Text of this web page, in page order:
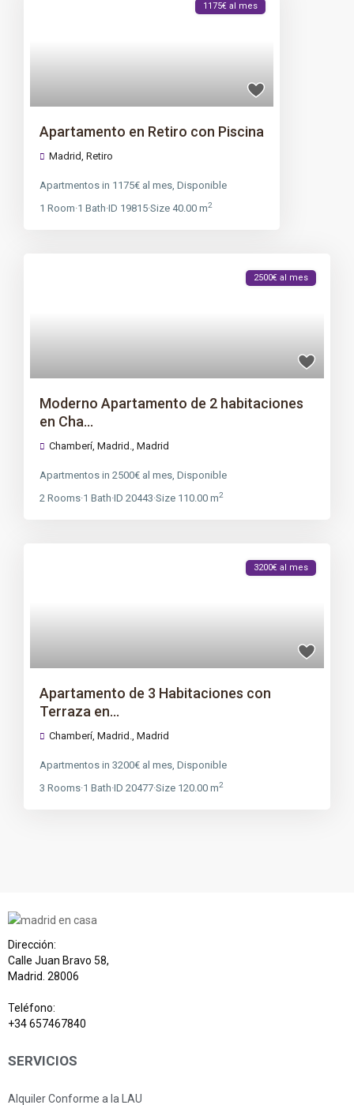
1175€ al mes
Apartamento en Retiro con Piscina
Madrid,Retiro
Apartmentos in 1175€ al mes,Disponible
1 Room·1 Bath·ID 19815·Size 40.00 m2
2500€ al mes
Moderno Apartamento de 2 habitaciones
en Cha...
Chamberí, Madrid.,Madrid
Apartmentos in2500€ al mes,Disponible
2 Rooms·1 Bath·ID20443·Size 110.00 m2
3200€ al mes
Apartamento de 3 Habitaciones con
Terraza en...
Chamberí, Madrid.,Madrid
Apartmentos in3200€ al mes,Disponible
3 Rooms·1 Bath·ID20477·Size 120.00 m2
Dirección:
Calle Juan Bravo 58,
Madrid. 28006
Teléfono:
+34 657467840
SERVICIOS
Alquiler Conforme a la LAU